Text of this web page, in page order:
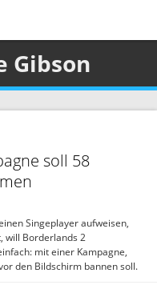
Gibson
soll 58
Singeplayer aufweisen,
will Borderlands 2
mit einer Kampagne,
den Bildschirm bannen soll.